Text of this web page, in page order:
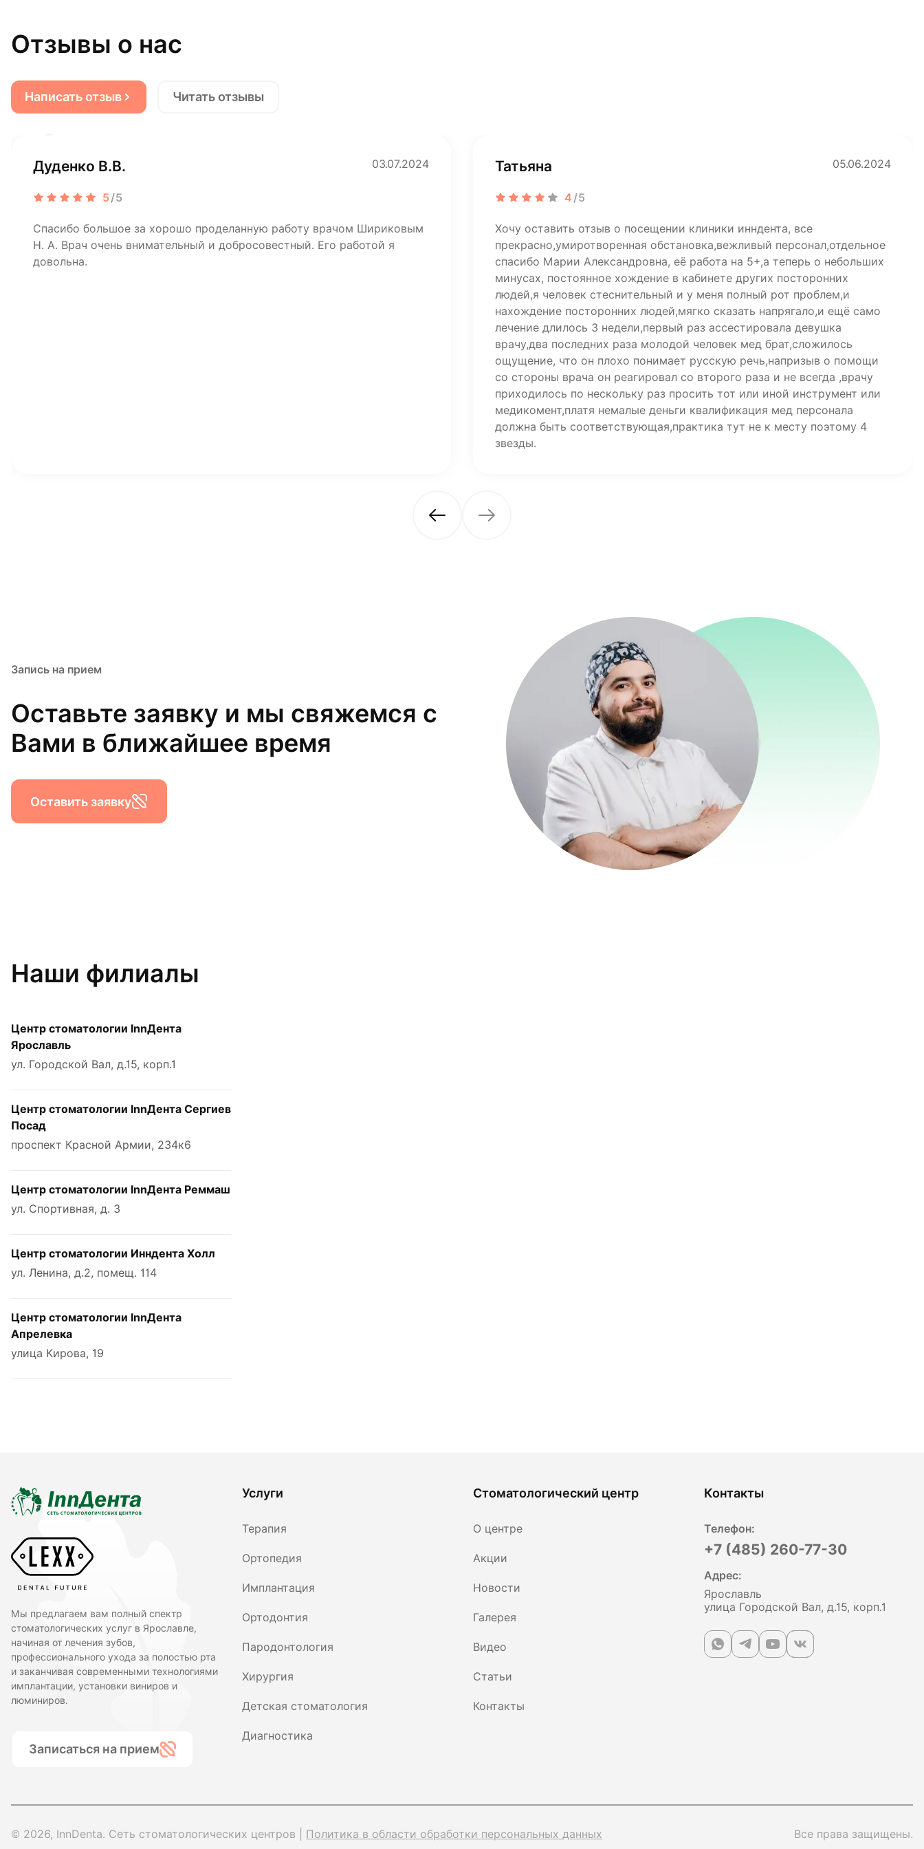
Отзывы о нас
Написать отзыв Читать отзывы
Дуденко В.В. 03.07.2024
5/5
Спасибо большое за хорошо проделанную работу врачом Шириковым
Н. А. Врач очень внимательный и добросовестный. Его работой я
довольна.
Татьяна 05.06.2024
4 /5
Хочу оставить отзыв о посещении клиники инндента, все
прекрасно,умиротворенная обстановка,вежливый персонал,отдельное
спасибо Марии Александровна, её работа на 5+,а теперь о небольших
минусах, постоянное хождение в кабинете других посторонних
людей,я человек стеснительный и у меня полный рот проблем,и
нахождение посторонних людей,мягко сказать напрягало,и ещё само
лечение длилось 3 недели,первый раз ассестировала девушка
врачу,два последних раза молодой человек мед брат,сложилось
ощущение, что он плохо понимает русскую речь,напризыв о помощи
со стороны врача он реагировал со второго раза и не всегда ,врачу
приходилось по нескольку раз просить тот или иной инструмент или
медикомент,платя немалые деньги квалификация мед персонала
должна быть соответствующая,практика тут не к месту поэтому 4
звезды.
Запись на прием
Оставьте заявку и мы свяжемся с
Вами в ближайшее время
Оставить заявку
Наши филиалы
Центр стоматологии InnДента
Ярославль
ул. Городской Вал, д.15, корп.1
Центр стоматологии InnДента Сергиев
Посад
проспект Красной Армии, 234к6
Центр стоматологии InnДента Реммаш
ул. Спортивная, д. 3
Центр стоматологии Инндента Холл
ул. Ленина, д.2, помещ. 114
Центр стоматологии InnДента
Апрелевка
улица Кирова, 19
Мы предлагаем вам полный спектр
стоматологических услуг в Ярославле,
начиная от лечения зубов,
профессионального ухода за полостью рта
и заканчивая современными технологиями
имплантации, установки виниров и
люминиров.
Записаться на прием
Услуги
Терапия
Ортопедия
Имплантация
Ортодонтия
Пародонтология
Хирургия
Детская стоматология
Диагностика
Стоматологический центр
О центре
Акции
Новости
Галерея
Видео
Статьи
Контакты
Контакты
Телефон:
+7 (485) 260-77-30
Адрес:
Ярославль
улица Городской Вал, д.15, корп.1
© 2026, InnDenta. Сеть стоматологических центров | Политика в области обработки персональных данных Все права защищены.